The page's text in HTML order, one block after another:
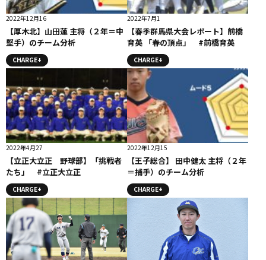
2022年12月16
【厚木北】山田蓮 主将（２年＝中
堅手）のチーム分析
CHARGE+
2022年7月1
【春季群馬県大会レポート】前橋
育英 「春の頂点」 #前橋育英
CHARGE+
2022年4月27
【立正大立正 野球部】「挑戦者
たち」 #立正大立正
CHARGE+
2022年12月15
【王子総合】 田中健太 主将（２年
＝捕手）のチーム分析
CHARGE+